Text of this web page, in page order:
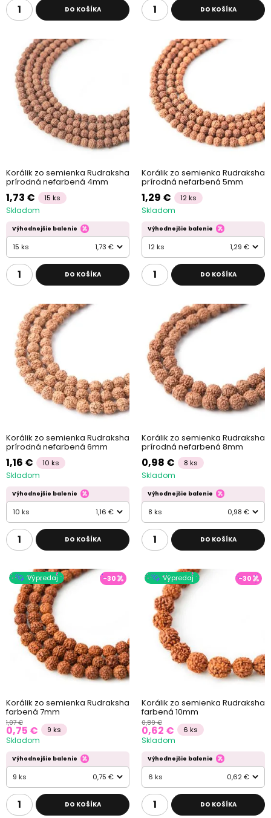
DO KOŠÍKA DO KOŠÍKA
Korálik zo semienka Rudraksha
prírodná nefarbená 4mm
1,73 € 15 ks
Skladom
Výhodnejšie balenie
15 ks 1,73 €
DO KOŠÍKA
Korálik zo semienka Rudraksha
prírodná nefarbená 5mm
1,29 € 12 ks
Skladom
Výhodnejšie balenie
12 ks 1,29 €
DO KOŠÍKA
Korálik zo semienka Rudraksha
prírodná nefarbená 6mm
1,16 € 10 ks
Skladom
Výhodnejšie balenie
10 ks 1,16 €
DO KOŠÍKA
Korálik zo semienka Rudraksha
prírodná nefarbená 8mm
0,98 € 8 ks
Skladom
Výhodnejšie balenie
8 ks 0,98 €
DO KOŠÍKA
Výpredaj -30
Korálik zo semienka Rudraksha
farbená 7mm
1,07 €
0,75 € 9 ks
Skladom
Výhodnejšie balenie
9 ks 0,75 €
DO KOŠÍKA
Výpredaj -30
Korálik zo semienka Rudraksha
farbená 10mm
0,89 €
0,62 € 6 ks
Skladom
Výhodnejšie balenie
6 ks 0,62 €
DO KOŠÍKA